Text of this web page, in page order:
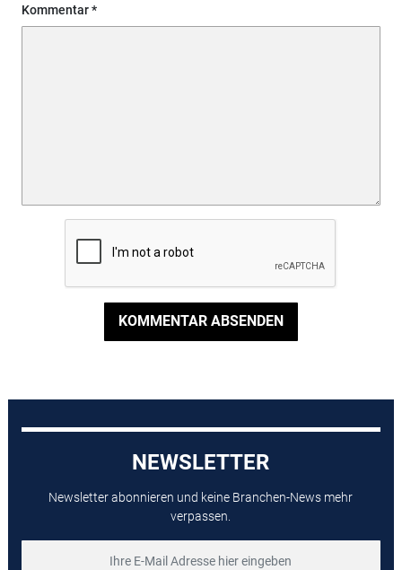
Kommentar
KOMMENTAR ABSENDEN
NEWSLETTER
Newsletter abonnieren und keine Branchen-News mehr
verpassen.